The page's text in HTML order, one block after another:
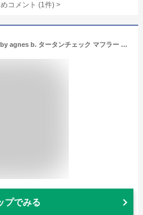
コメント (1件) >
【SALE／30%OFF】To b. by agnes b. タータンチェック マフラー アニエスベー ファッション雑貨 マフラー・ストール・ネックウォーマー ベージュ【送料無料】
プでみる